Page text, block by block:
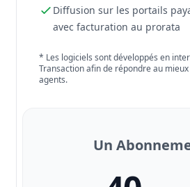
Diffusion sur les portails
avec facturation au prorata
* Les logiciels sont développés en
Transaction afin de répondre au
agents.
Un